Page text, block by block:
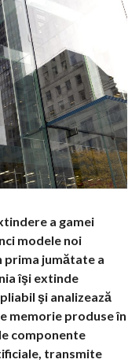
a gamei
modele noi
prima jumătate a
îşi extinde
şi analizează
memorie produse în
componente
transmite